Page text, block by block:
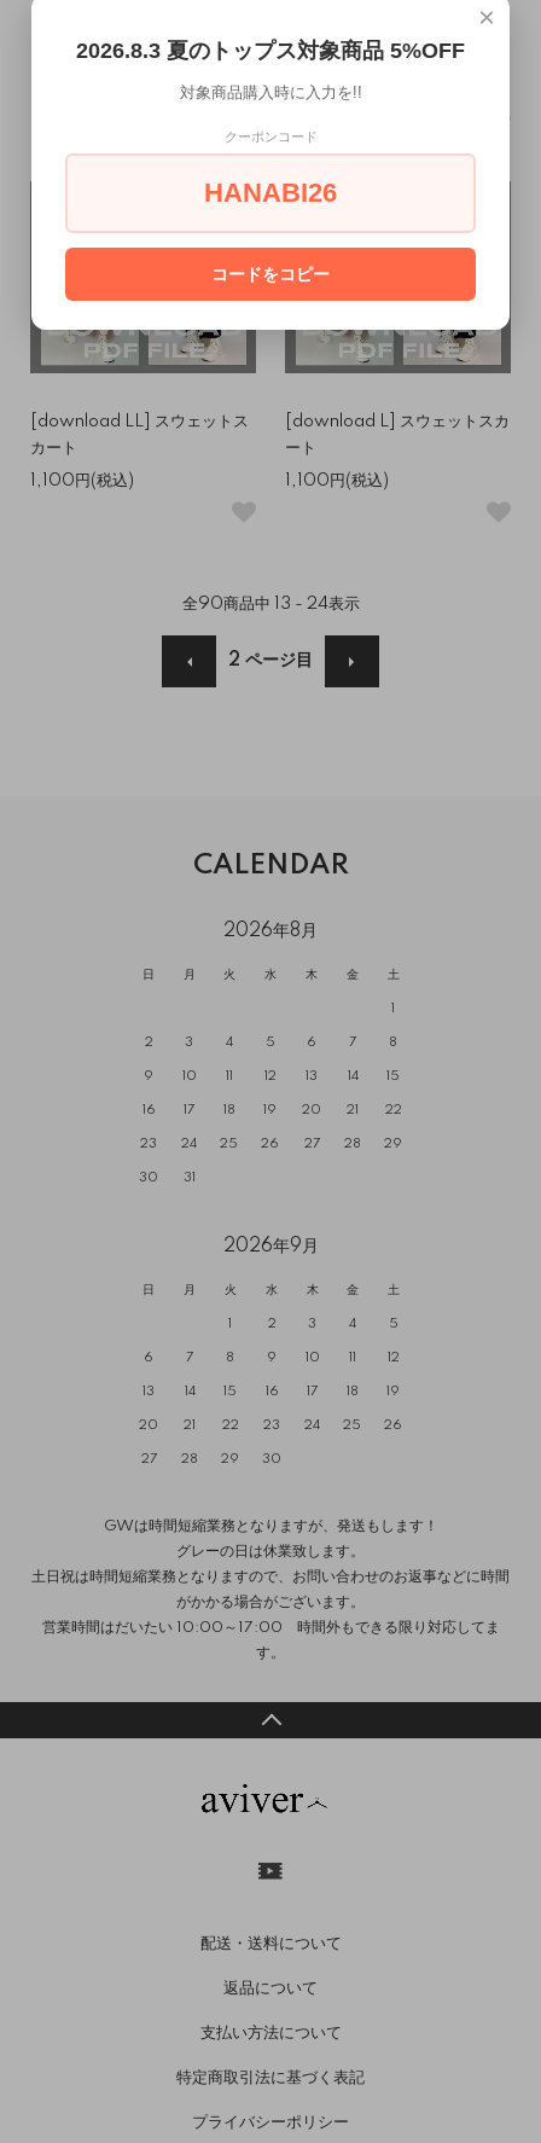
トリングスカート
リングスカート
1,200円(税込)
[download LL] スウェットス
カート
1,100円(税込)
[download L] スウェットスカ
ート
1,100円(税込)
全90商品中 13 - 24表示
2 ページ目
CALENDAR
2026年8月
日 月 火 水 木 金 土
1
2 3 4 5 6 7 8
9 10 11 12 13 14 15
16 17 18 19 20 21 22
23 24 25 26 27 28 29
30 31
2026年9月
日 月 火 水 木 金 土
1 2 3 4 5
6 7 8 9 10 11 12
13 14 15 16 17 18 19
20 21 22 23 24 25 26
27 28 29 30
GWは時間短縮業務となりますが、発送もします！
グレーの日は休業致します。
土日祝は時間短縮業務となりますので、お問い合わせのお返事などに時間
がかかる場合がございます。
営業時間はだいたい 10:00～17:00 時間外もできる限り対応してま
す。
配送・送料について
返品について
支払い方法について
特定商取引法に基づく表記
プライバシーポリシー
×
2026.8.3 夏のトップス対象商品 5%OFF
対象商品購入時に入力を!!
クーポンコード
HANABI26
コードをコピー